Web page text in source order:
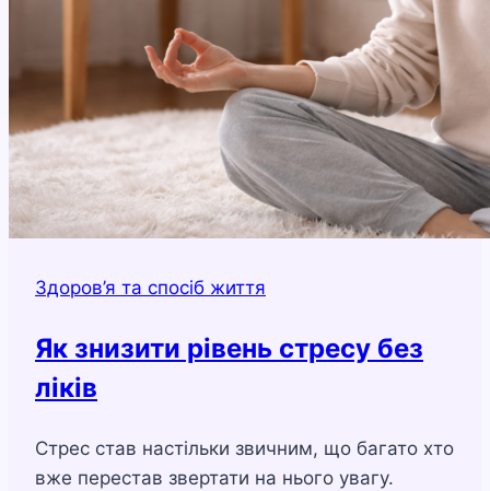
Здоров’я та спосіб життя
Як знизити рівень стресу без
ліків
Стрес став настільки звичним, що багато хто
вже перестав звертати на нього увагу.